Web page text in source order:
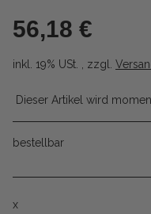
56,18 €
inkl. 19% USt. , zzgl.
Dieser Artikel wird
bestellbar
x